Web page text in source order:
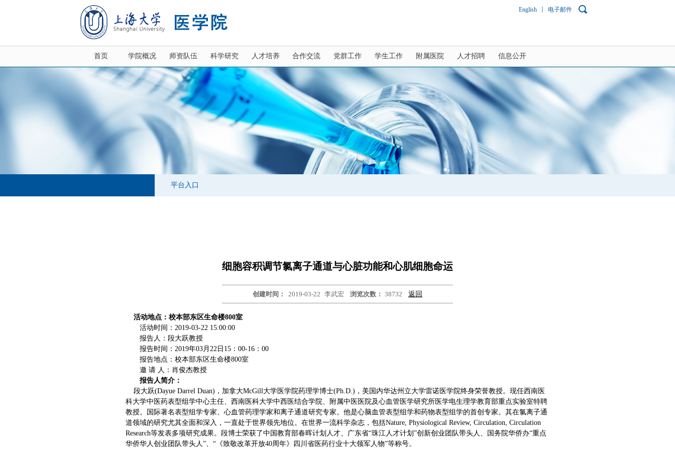
English 电子邮件
首页 学院概况 师资队伍 科学研究 人才培养 合作交流 党群工作 学生工作 附属医院 人才招聘 信息公开
平台入口
细胞容积调节氯离子通道与心脏功能和心肌细胞命运
创建时间： 2019-03-22 李武宏 浏览次数： 38732 返回
活动地点：校本部东区生命楼800室
活动时间：2019-03-22 15:00:00
报告人：段大跃教授
报告时间：2019年03月22日15：00-16：00
报告地点：校本部东区生命楼800室
邀 请 人：肖俊杰教授
报告人简介：
段大跃(Dayue Darrel Duan)，加拿大McGill大学医学院药理学博士(Ph.D.)，美国内华达州立大学雷诺医学院终身荣誉教授。现任西南医
科大学中医药表型组学中心主任、西南医科大学中西医结合学院、附属中医医院及心血管医学研究所医学电生理学教育部重点实验室特聘
教授。国际著名表型组学专家、心血管药理学家和离子通道研究专家。他是心脑血管表型组学和药物表型组学的首创专家。其在氯离子通
道领域的研究尤其全面和深入，一直处于世界领先地位。在世界一流科学杂志，包括Nature, Physiological Review, Circulation, Circulation
Research等发表多项研究成果。段博士荣获了中国教育部春晖计划人才、广东省“珠江人才计划”创新创业团队带头人、国务院华侨办“重点
华侨华人创业团队带头人”、“《致敬改革开放40周年》四川省医药行业十大领军人物”等称号。